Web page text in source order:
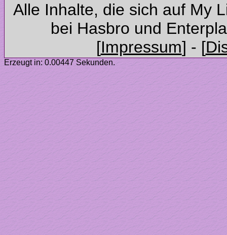
Alle Inhalte, die sich auf My
Erzeugt in: 0.00447 Sekunden.